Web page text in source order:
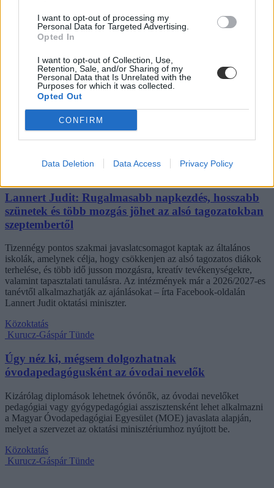
I want to opt-out of processing my
Personal Data for Targeted Advertising.
Opted In
I want to opt-out of Collection, Use,
Retention, Sale, and/or Sharing of my
Personal Data that Is Unrelated with the
Purposes for which it was collected.
Opted Out
CONFIRM
Data Deletion Data Access Privacy Policy
Az iskola mindent mérni akar – csak éppen a
Bár az iskola mint intézmény már nagyon régóta velünk van,
meglepően meglehetősen rövid múltra tekint vissza az a törekvés,
hogy mélyebben megértsük és vizsgáljuk: tulajdonképpen mit is tesz
az iskola a gyerekekkel. Az évszázadok során számtalan nevelési
elmélet és a legkülönbözőbb iskolatípusok jöttek létre, a tanulás
alapvető természetéről alkotott képünk mégis gyakran tévutakra
tévedt. Vélemény.
Közoktatás
Lannert Judit: Rugalmasabb napkezdés, hosszabb
szünetek és több mozgás jöhet az alsó tagozatokban
szeptembertől
Tizennégy pontos szakmai javaslatcsomagot kaptak az általános
iskolák, amelynek célja, hogy csökkenjen az alsó tagozatos diákok
terhelése, és több idő jusson mozgásra, kreatív tevékenységekre,
valamint tapasztalati tanulásra. Az intézmények már a 2026/2027-es
tanévtől alkalmazhatják az ajánlásokat – írta Facebook-oldalán
Lannert Judit oktatási miniszter.
Közoktatás
Kurucz-Gáspár Tünde
Úgy néz ki, mégsem dolgozhatnak
óvodapedagógusként az óvodai nevelők
Kizárólag diplomások lehetnek óvónők, az óvodai nevelőket
pedagógiai vagy gyógypedagógiai asszisztensként lehet alkalmazni
a Magyar Óvodapedagógiai Egyesület (MOE) javaslata alapján,
melyet a szervezet az oktatási minisztériumhoz nyújtott be.
Közoktatás
Kurucz-Gáspár Tünde